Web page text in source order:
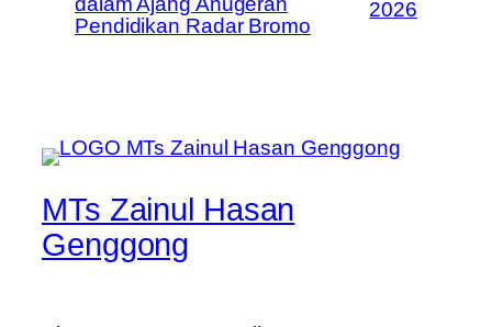
Pendidikan Radar Bromo
2026
MTs Zainul Hasan
Genggong